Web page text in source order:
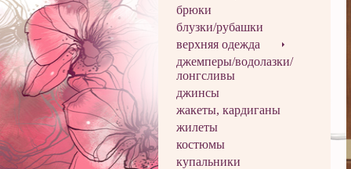
брюки
блузки/рубашки
верхняя одежда
джемперы/водолазки/
лонгсливы
джинсы
жакеты, кардиганы
жилеты
костюмы
купальники